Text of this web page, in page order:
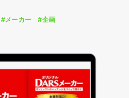
#メーカー #企画